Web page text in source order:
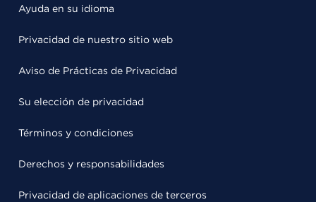
Ayuda en su idioma
Privacidad de nuestro sitio web
Aviso de Prácticas de Privacidad
Su elección de privacidad
Términos y condiciones
Derechos y responsabilidades
Privacidad de aplicaciones de terceros